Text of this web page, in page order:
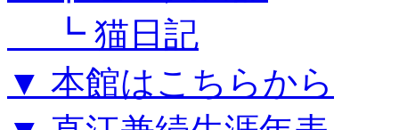
┗ 猫日記
▼ 本館はこちらから